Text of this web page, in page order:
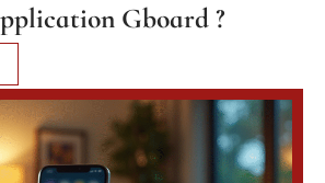
Gboard ?